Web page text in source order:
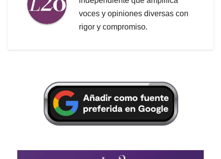
voces y opiniones diversas con
rigor y compromiso.